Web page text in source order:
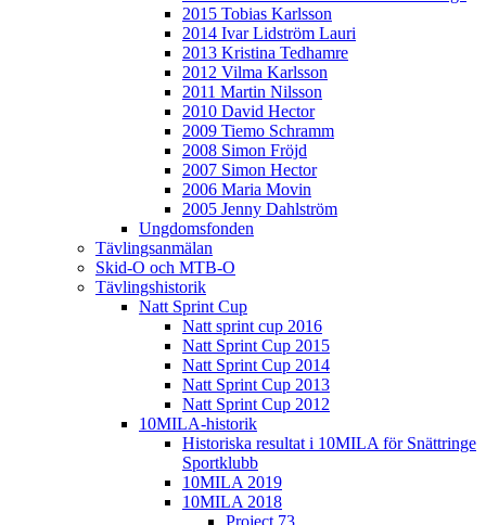
2015 Tobias Karlsson
2014 Ivar Lidström Lauri
2013 Kristina Tedhamre
2012 Vilma Karlsson
2011 Martin Nilsson
2010 David Hector
2009 Tiemo Schramm
2008 Simon Fröjd
2007 Simon Hector
2006 Maria Movin
2005 Jenny Dahlström
Ungdomsfonden
Tävlingsanmälan
Skid-O och MTB-O
Tävlingshistorik
Natt Sprint Cup
Natt sprint cup 2016
Natt Sprint Cup 2015
Natt Sprint Cup 2014
Natt Sprint Cup 2013
Natt Sprint Cup 2012
10MILA-historik
Historiska resultat i 10MILA för Snättringe
Sportklubb
10MILA 2019
10MILA 2018
Project 73